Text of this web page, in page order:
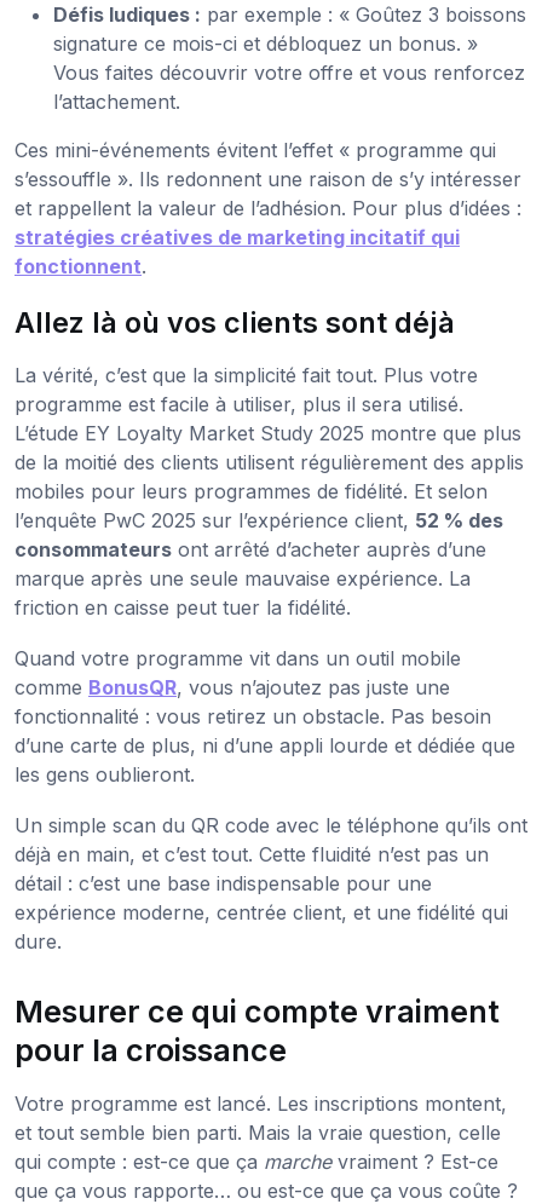
Défis ludiques : par exemple : « Goûtez 3 boissons
signature ce mois-ci et débloquez un bonus. »
Vous faites découvrir votre offre et vous renforcez
l’attachement.
Ces mini-événements évitent l’effet « programme qui
s’essouffle ». Ils redonnent une raison de s’y intéresser
et rappellent la valeur de l’adhésion. Pour plus d’idées :
stratégies créatives de marketing incitatif qui
fonctionnent.
Allez là où vos clients sont déjà
La vérité, c’est que la simplicité fait tout. Plus votre
programme est facile à utiliser, plus il sera utilisé.
L’étude EY Loyalty Market Study 2025 montre que plus
de la moitié des clients utilisent régulièrement des applis
mobiles pour leurs programmes de fidélité. Et selon
l’enquête PwC 2025 sur l’expérience client, 52 % des
consommateurs ont arrêté d’acheter auprès d’une
marque après une seule mauvaise expérience. La
friction en caisse peut tuer la fidélité.
Quand votre programme vit dans un outil mobile
comme BonusQR, vous n’ajoutez pas juste une
fonctionnalité : vous retirez un obstacle. Pas besoin
d’une carte de plus, ni d’une appli lourde et dédiée que
les gens oublieront.
Un simple scan du QR code avec le téléphone qu’ils ont
déjà en main, et c’est tout. Cette fluidité n’est pas un
détail : c’est une base indispensable pour une
expérience moderne, centrée client, et une fidélité qui
dure.
Mesurer ce qui compte vraiment
pour la croissance
Votre programme est lancé. Les inscriptions montent,
et tout semble bien parti. Mais la vraie question, celle
qui compte : est-ce que ça marchevraiment ? Est-ce
que ça vous rapporte… ou est-ce que ça vous coûte ?